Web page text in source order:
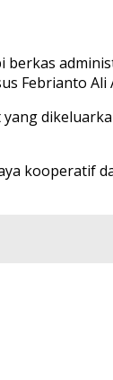
berkas
Febrianto Ali
kooperatif